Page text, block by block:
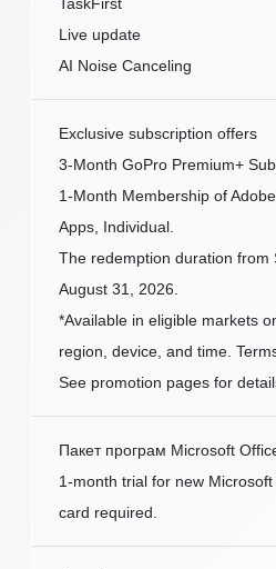
Live update
AI Noise Canceling
Exclusive subscription offers
3-Month GoPro Premium+
1-Month Membership of
Apps, Individual.
The redemption duration from
August 31, 2026.
*Available in eligible markets
region, device, and time.
See promotion pages for
Пакет програм Microsoft
1-month trial for new
card required.